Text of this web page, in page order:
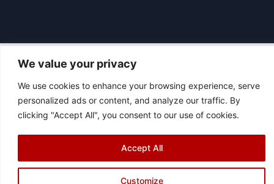
We value your privacy
We use cookies to enhance your browsing experience, serve
personalized ads or content, and analyze our traffic. By
clicking "Accept All", you consent to our use of cookies.
Customize
Accept All
© 2026 Asociación Futbol Club Británico de Madrid CIF: G87358057 |
Design: Bodaiz
[icon name="facebook"]
[icon name="instagram"]
[icon
name="twitter"]
[icon name="youtube"]